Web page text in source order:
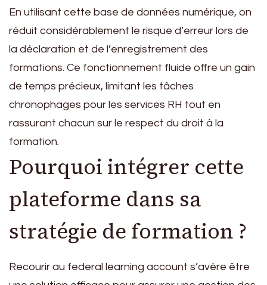
En utilisant cette base de données numérique, on
réduit considérablement le risque d’erreur lors de
la déclaration et de l’enregistrement des
formations. Ce fonctionnement fluide offre un gain
de temps précieux, limitant les tâches
chronophages pour les services RH tout en
rassurant chacun sur le respect du droit à la
formation.
Pourquoi intégrer cette
plateforme dans sa
stratégie de formation ?
Recourir au federal learning account s’avère être